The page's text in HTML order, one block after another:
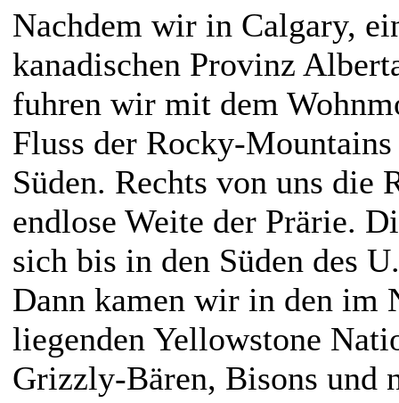
Nachdem wir in Calgary,
kanadischen Provinz
fuhren wir mit dem
Fluss der Rocky-
Süden. Rechts von uns die
endlose Weite der Prärie.
sich bis in den Süden des
Dann kamen wir in den im
liegenden Yellowstone
Grizzly-Bären, Bisons und